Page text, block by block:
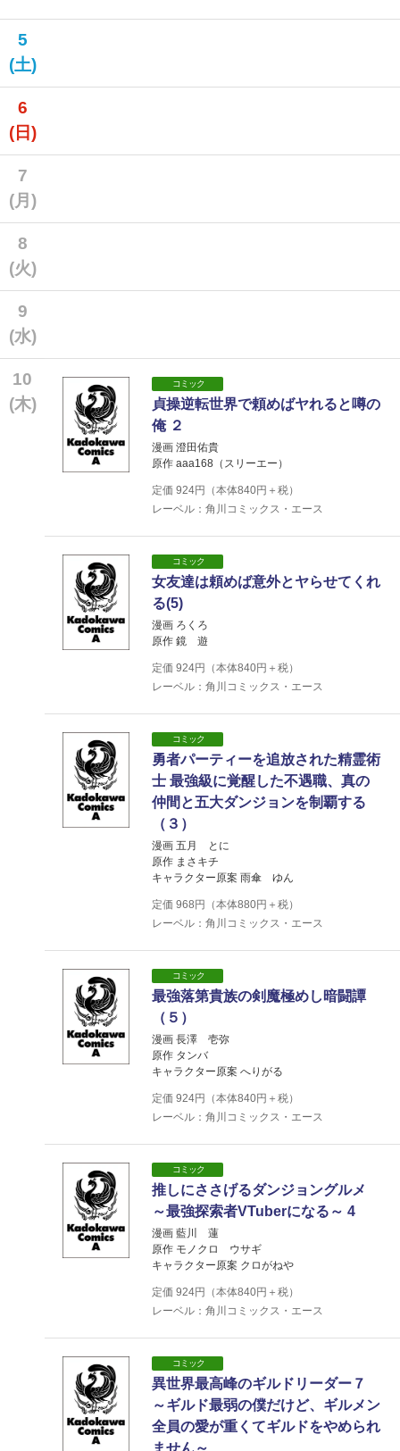
5
(土)
6
(日)
7
(月)
8
(火)
9
(水)
10
(木)
コミック
貞操逆転世界で頼めばヤれると噂の
俺 ２
漫画 澄田佑貴
原作 aaa168（スリーエー）
定価 924円（本体840円＋税）
レーベル：角川コミックス・エース
コミック
女友達は頼めば意外とヤらせてくれ
る(5)
漫画 ろくろ
原作 鏡 遊
定価 924円（本体840円＋税）
レーベル：角川コミックス・エース
コミック
勇者パーティーを追放された精霊術
士 最強級に覚醒した不遇職、真の
仲間と五大ダンジョンを制覇する
（３）
漫画 五月 とに
原作 まさキチ
キャラクター原案 雨傘 ゆん
定価 968 円（本体880円＋税）
レーベル：角川コミックス・エース
コミック
最強落第貴族の剣魔極めし暗闘譚
（５）
漫画 長澤 壱弥
原作 タンバ
キャラクター原案 へりがる
定価 924円（本体840円＋税）
レーベル：角川コミックス・エース
コミック
推しにささげるダンジョングルメ
～最強探索者VTuberになる～ 4
漫画 藍川 蓮
原作 モノクロ ウサギ
キャラクター原案 クロがねや
定価 924円（本体840円＋税）
レーベル：角川コミックス・エース
コミック
異世界最高峰のギルドリーダー７
～ギルド最弱の僕だけど、ギルメン
全員の愛が重くてギルドをやめられ
ません～